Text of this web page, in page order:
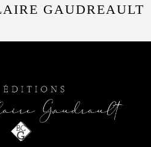
GAUDREAULT